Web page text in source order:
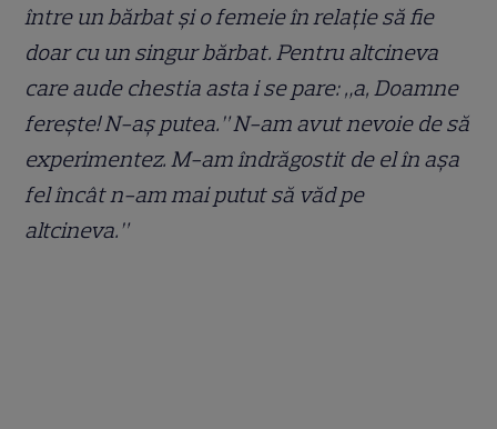
între un bărbat și o femeie în relație să fie
doar cu un singur bărbat. Pentru altcineva
care aude chestia asta i se pare: „a, Doamne
ferește! N-aș putea.” N-am avut nevoie de să
experimentez. M-am îndrăgostit de el în așa
fel încât n-am mai putut să văd pe
altcineva.”